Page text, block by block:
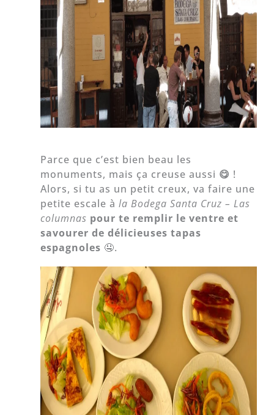
Parce que c’est bien beau les
monuments, mais ça creuse aussi 😋 !
Alors, si tu as un petit creux, va faire une
petite escale àla Bodega Santa Cruz – Las
columnas pour te remplir le ventre et
savourer de délicieuses tapas
espagnoles 🤤.